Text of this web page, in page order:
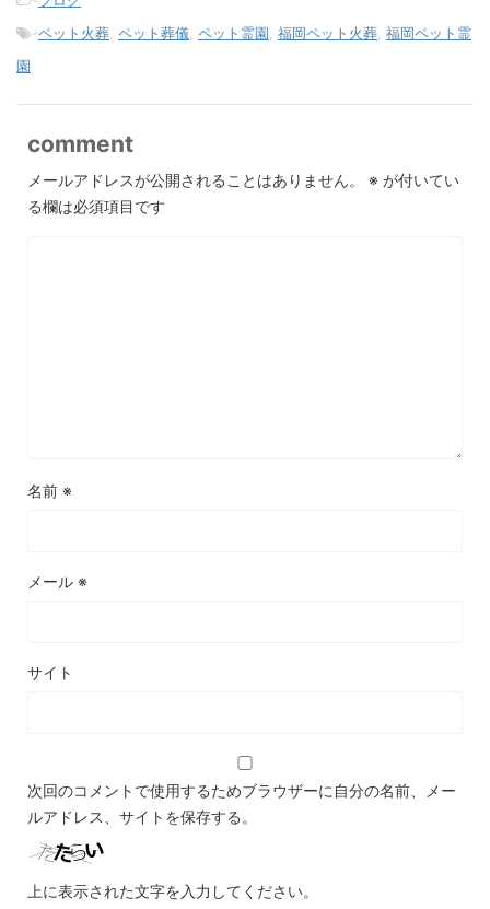
-ペット火葬 ペット葬儀 ペット霊園 福岡ペット火葬 福岡ペット霊
園
comment
メールアドレスが公開されることはありません。 ※ が付いてい
る欄は必須項目です
名前 ※
メール ※
サイト
次回のコメントで使用するためブラウザーに自分の名前、メー
ルアドレス、サイトを保存する。
上に表示された文字を入力してください。